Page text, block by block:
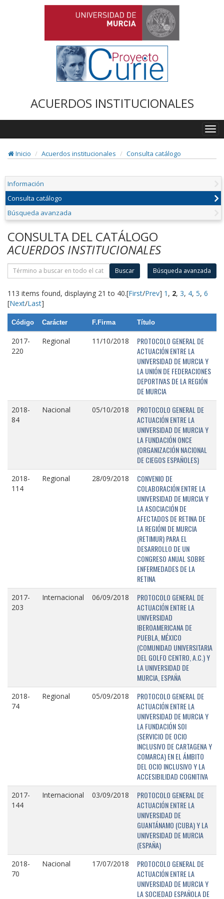
ACUERDOS INSTITUCIONALES
Inicio
Acuerdos institucionales Consulta catálogo
Información
Consulta catálogo
Búsqueda avanzada
CONSULTA DEL CATÁLOGO
ACUERDOS INSTITUCIONALES
Buscar Búsqueda avanzada
113 items found, displaying 21 to 40.[First/Prev] 1 , 2, 3, 4, 5, 6
[Next/Last]
Código Carácter F.Firma Título
2017-
220
Regional 11/10/2018
PROTOCOLO GENERAL DE
ACTUACIÓN ENTRE LA
UNIVERSIDAD DE MURCIA Y
LA UNIÓN DE FEDERACIONES
DEPORTIVAS DE LA REGIÓN
DE MURCIA
2018-
84
Nacional 05/10/2018
PROTOCOLO GENERAL DE
ACTUACIÓN ENTRE LA
UNIVERSIDAD DE MURCIA Y
LA FUNDACIÓN ONCE
(ORGANIZACIÓN NACIONAL
DE CIEGOS ESPAÑOLES)
2018-
114
Regional 28/09/2018
CONVENIO DE
COLABORACIÓN ENTRE LA
UNIVERSIDAD DE MURCIA Y
LA ASOCIACIÓN DE
AFECTADOS DE RETINA DE
LA REGIÓNI DE MURCIA
(RETIMUR) PARA EL
DESARROLLO DE UN
CONGRESO ANUAL SOBRE
ENFERMEDADES DE LA
RETINA
2017-
203
Internacional 06/09/2018
PROTOCOLO GENERAL DE
ACTUACIÓN ENTRE LA
UNIVERSIDAD
IBEROAMERICANA DE
PUEBLA, MÉXICO
(COMUNIDAD UNIVERSITARIA
DEL GOLFO CENTRO, A.C.) Y
LA UNIVERSIDAD DE
MURCIA, ESPAÑA
2018-
74
Regional 05/09/2018
PROTOCOLO GENERAL DE
ACTUACIÓN ENTRE LA
UNIVERSIDAD DE MURCIA Y
LA FUNDACIÓN SOI
(SERVICIO DE OCIO
INCLUSIVO DE CARTAGENA Y
COMARCA) EN EL ÁMBITO
DEL OCIO INCLUSIVO Y LA
ACCESIBILIDAD COGNITIVA
2017-
144
Internacional 03/09/2018
PROTOCOLO GENERAL DE
ACTUACIÓN ENTRE LA
UNIVERSIDAD DE
GUANTÁNAMO (CUBA) Y LA
UNIVERSIDAD DE MURCIA
(ESPAÑA)
2018-
70
Nacional 17/07/2018
PROTOCOLO GENERAL DE
ACTUACIÓN ENTRE LA
UNIVERSIDAD DE MURCIA Y
LA SOCIEDAD ESPAÑOLA DE